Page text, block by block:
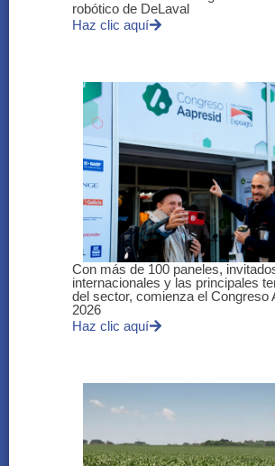
robótico de DeLaval
Haz clic aquí
Con más de 100 paneles,
internacionales y las principales
del sector, comienza el Congreso
2026
Haz clic aquí